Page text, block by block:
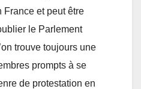
France et peut être
le Parlement
trouve toujours une
prompts à se
de protestation en